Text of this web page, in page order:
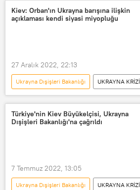
Frankfurter Allgemeine Zeitung
Kiev: Orban'ın Ukrayna barışına ilişkin
açıklaması kendi siyasi miyopluğu
27 Aralık 2022, 22:13
Ukrayna Dışişleri Bakanlığı
UKRAYNA KRİZİ
Ukrayna
Ukrayna krizi
Viktor Orban
Türkiye'nin Kiev Büyükelçisi, Ukrayna
Dışişleri Bakanlığı'na çağrıldı
7 Temmuz 2022, 13:05
Ukrayna Dışişleri Bakanlığı
UKRAYNA KRİZİ